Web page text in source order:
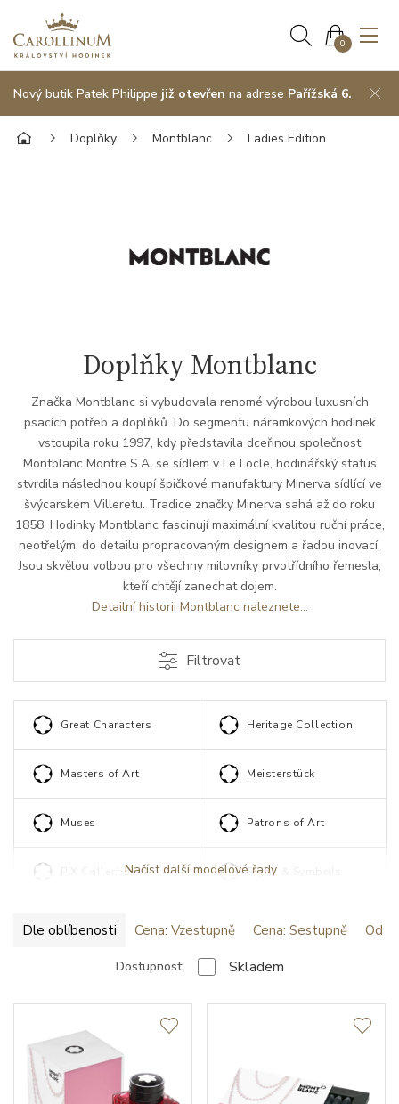
0
Nový butik Patek Philippe již otevřen na adrese Pařížská 6.
Doplňky Montblanc Ladies Edition
Doplňky Montblanc
Značka Montblanc si vybudovala renomé výrobou luxusních
psacích potřeb a doplňků. Do segmentu náramkových hodinek
vstoupila roku 1997, kdy představila dceřinou společnost
Montblanc Montre S.A. se sídlem v Le Locle, hodinářský status
stvrdila následnou koupí špičkové manufaktury Minerva sídlící ve
švýcarském Villeretu. Tradice značky Minerva sahá až do roku
1858. Hodinky Montblanc fascinují maximální kvalitou ruční práce,
neotřelým, do detailu propracovaným designem a řadou inovací.
Jsou skvělou volbou pro všechny milovníky prvotřídního řemesla,
kteří chtějí zanechat dojem.
Detailní historii Montblanc naleznete...
Filtrovat
Great Characters Heritage Collection
Masters of Art Meisterstück
Muses Patrons of Art
PIX Collection Signs & Symbols
Načíst další modelové řady
Dle oblíbenosti Cena: Vzestupně Cena: Sestupně Od
Dostupnost: Skladem